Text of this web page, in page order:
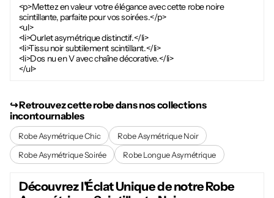
<p>Mettez en valeur votre élégance avec cette robe noire
scintillante, parfaite pour vos soirées.</p>
<ul>
<li>Ourlet asymétrique distinctif.</li>
<li>Tissu noir subtilement scintillant.</li>
<li>Dos nu en V avec chaîne décorative.</li>
</ul>
↪︎ Retrouvez cette robe dans nos collections
incontournables
Robe Asymétrique Chic
Robe Asymétrique Noir
Robe Asymétrique Soirée
Robe Longue Asymétrique
Découvrez l'Éclat Unique de notreRobe